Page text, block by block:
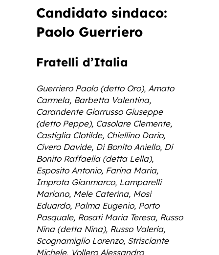
Candidato sindaco:
Paolo Guerriero
Fratelli d’Italia
Guerriero Paolo (detto Oro), Amato
Carmela, Barbetta Valentina,
Carandente Giarrusso Giuseppe
(detto Peppe), Casolare Clemente,
Castiglia Clotilde, Chiellino Dario,
Civero Davide, Di Bonito Aniello, Di
Bonito Raffaella (detta Lella),
Esposito Antonio, Farina Maria,
Improta Gianmarco, Lamparelli
Mariano, Mele Caterina, Mosi
Eduardo, Palma Eugenio, Porto
Pasquale, Rosati Maria Teresa, Russo
Nina (detta Nina), Russo Valeria,
Scognamiglio Lorenzo, Strisciante
Michele, Vollero Alessandro